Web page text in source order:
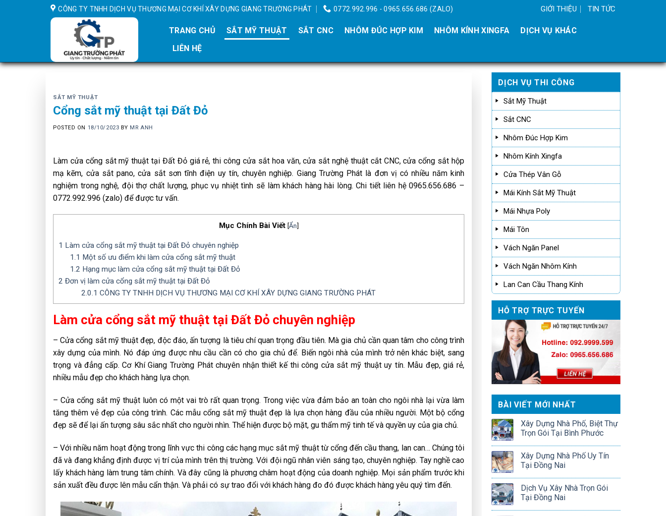
CÔNG TY TNHH DỊCH VỤ THƯƠNG MẠI CƠ KHÍ XÂY DỰNG GIANG TRƯỜNG PHÁT 0772.992.996 - 0965.656.686 (ZALO) GIỚI THIỆU TIN TỨC
TRANG CHỦ SẮT MỸ THUẬT SẮT CNC NHÔM ĐÚC HỢP KIM NHÔM KÍNH XINGFA
DỊCH VỤ KHÁC
LIÊN HỆ
SẮT MỸ THUẬT
Cổng sắt mỹ thuật tại Đất Đỏ
POSTED ON 18/10/2023 BY MR ANH
Làm cửa cổng sắt mỹ thuật tại Đất Đỏ giá rẻ, thi công cửa sắt hoa văn, cửa sắt nghệ thuật cắt CNC, cửa cổng sắt hộp
mạ kẽm, cửa sắt pano, cửa sắt sơn tĩnh điện uy tín, chuyên nghiệp. Giang Trường Phát là đơn vị có nhiều năm kinh
nghiệm trong nghệ, đội thợ chất lượng, phục vụ nhiệt tình sẽ làm khách hàng hài lòng. Chi tiết liên hệ 0965.656.686 –
0772.992.996 (zalo) để được tư vấn.
Mục Chính Bài Viết [Ẩn]
1 Làm cửa cổng sắt mỹ thuật tại Đất Đỏ chuyên nghiệp
1.1 Một số ưu điểm khi làm cửa cổng sắt mỹ thuật
1.2 Hạng mục làm cửa cổng sắt mỹ thuật tại Đất Đỏ
2 Đơn vị làm cửa cổng sắt mỹ thuật tại Đất Đỏ
2.0.1 CÔNG TY TNHH DỊCH VỤ THƯƠNG MẠI CƠ KHÍ XÂY DỰNG GIANG TRƯỜNG PHÁT
Làm cửa cổng sắt mỹ thuật tại Đất Đỏ chuyên nghiệp
– Cửa cổng sắt mỹ thuật đẹp, độc đáo, ấn tượng là tiêu chí quan trọng đầu tiên. Mà gia chủ cần quan tâm cho công trình
xây dựng của mình. Nó đáp ứng được nhu cầu cần có cho gia chủ để. Biến ngôi nhà của mình trở nên khác biệt, sang
trọng và đẳng cấp. Cơ Khí Giang Trường Phát chuyên nhận thiết kế thi công cửa sắt mỹ thuật uy tín. Mẫu đẹp, giá rẻ,
nhiều mẫu đẹp cho khách hàng lựa chọn.
– Cửa cổng sắt mỹ thuật luôn có một vai trò rất quan trọng. Trong việc vừa đảm bảo an toàn cho ngôi nhà lại vừa làm
tăng thêm vẻ đẹp của công trình. Các mẫu cổng sắt mỹ thuật đẹp là lựa chọn hàng đầu của nhiều người. Một bộ cổng
đẹp sẽ để lại ấn tượng sâu sắc nhất cho người nhìn. Thể hiện được bộ mặt, gu thẩm mỹ tinh tế và quyền uy của gia chủ.
– Với nhiều năm hoạt động trong lĩnh vực thi công các hạng mục sắt mỹ thuật từ cổng đến cầu thang, lan can… Chúng tôi
đã và đang khẳng định được vị trí của mình trên thị trường. Với đội ngũ nhân viên sáng tạo, chuyên nghiệp. Tay nghề cao
lấy khách hàng làm trung tâm chính. Và đây cũng là phương châm hoạt động của doanh nghiệp. Mọi sản phẩm trước khi
sản xuất đều được lên mẫu cẩn thận. Và phải có sự trao đổi với khách hàng đo đó được khách hàng yêu quý tìm đến.
DỊCH VỤ THI CÔNG
Sắt Mỹ Thuật
Sắt CNC
Nhôm Đúc Hợp Kim
Nhôm Kính Xingfa
Cửa Thép Vân Gỗ
Mái Kính Sắt Mỹ Thuật
Mái Nhựa Poly
Mái Tôn
Vách Ngăn Panel
Vách Ngăn Nhôm Kính
Lan Can Cầu Thang Kính
HỖ TRỢ TRỰC TUYẾN
BÀI VIẾT MỚI NHẤT
Xây Dựng Nhà Phố, Biệt Thự
Trọn Gói Tại Bình Phước
Xây Dựng Nhà Phố Uy Tín
Tại Đồng Nai
Dịch Vụ Xây Nhà Trọn Gói
Tại Đồng Nai